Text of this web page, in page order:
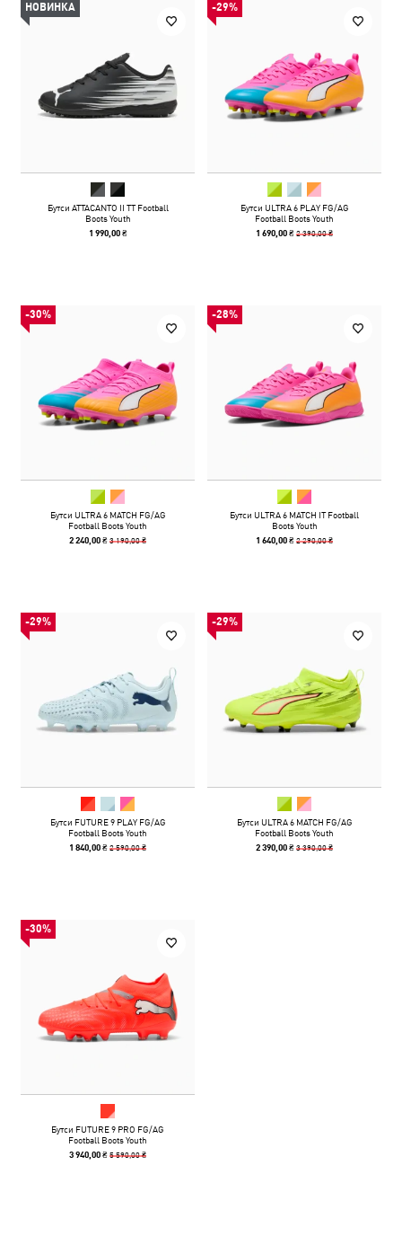
НОВИНКА
Бутси ATTACANTO II TT Football
Boots Youth
1 990,00 ₴
-29%
Бутси ULTRA 6 PLAY FG/AG
Football Boots Youth
1 690,00 ₴2 390,00 ₴
-30%
Бутси ULTRA 6 MATCH FG/AG
Football Boots Youth
2 240,00 ₴3 190,00 ₴
-28%
Бутси ULTRA 6 MATCH IT Football
Boots Youth
1 640,00 ₴2 290,00 ₴
-29%
Бутси FUTURE 9 PLAY FG/AG
Football Boots Youth
1 840,00 ₴2 590,00 ₴
-29%
Бутси ULTRA 6 MATCH FG/AG
Football Boots Youth
2 390,00 ₴3 390,00 ₴
-30%
Бутси FUTURE 9 PRO FG/AG
Football Boots Youth
3 940,00 ₴5 590,00 ₴